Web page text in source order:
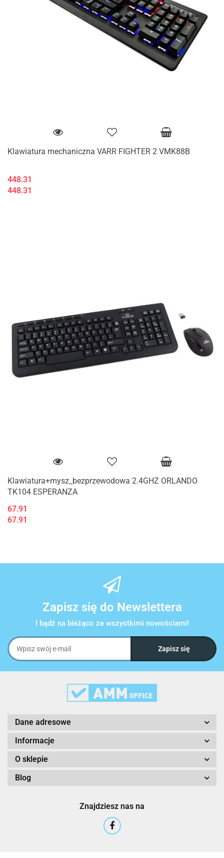
Klawiatura mechaniczna VARR FIGHTER 2 VMK88B
448.31
448.31
Klawiatura+mysz_bezprzewodowa 2.4GHZ ORLANDO
TK104 ESPERANZA
67.91
67.91
Zapisz się do Newslettera
I bądź na bieżąco ze wszystkimi nowościami!
Dane adresowe
Informacje
O sklepie
Blog
Znajdziesz nas na